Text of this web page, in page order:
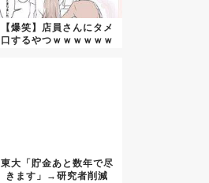
【爆笑】店員さんにタメ
口するやつｗｗｗｗｗｗ
東大「貯金あと数年で尽
きます」→研究者削減